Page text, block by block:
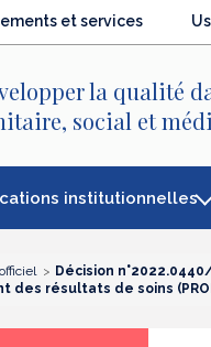
et services
la qualité
social et
institutionnelles
Décision
des résultats de soins